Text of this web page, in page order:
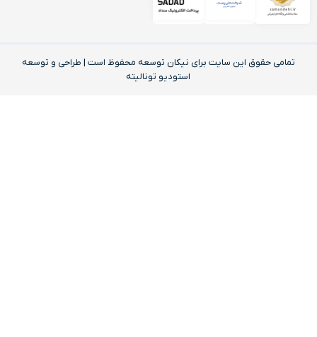
تمامی حقوق این‌ سایت برای نیکان توسعه محفوظ است | طراحی و توسعه
استودیو تونالیته